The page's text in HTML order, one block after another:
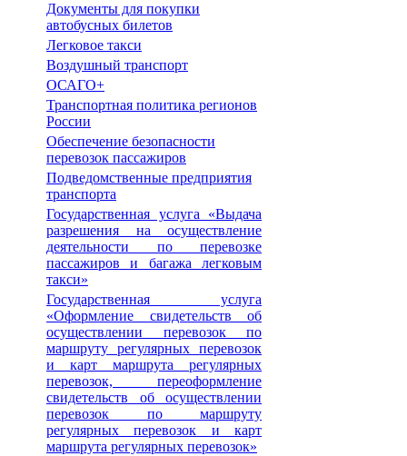
Документы для покупки
автобусных билетов
Легковое такси
Воздушный транспорт
ОСАГО+
Транспортная политика регионов
России
Обеспечение безопасности
перевозок пассажиров
Подведомственные предприятия
транспорта
Государственная услуга «Выдача
разрешения на осуществление
деятельности по перевозке
пассажиров и багажа легковым
такси»
Государственная услуга
«Оформление свидетельств об
осуществлении перевозок по
маршруту регулярных перевозок
и карт маршрута регулярных
перевозок, переоформление
свидетельств об осуществлении
перевозок по маршруту
регулярных перевозок и карт
маршрута регулярных перевозок»